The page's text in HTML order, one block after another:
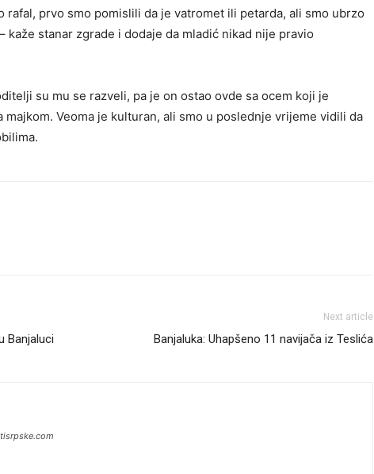
rafal, prvo smo pomislili da je vatromet ili petarda, ali smo ubrzo
kaže stanar zgrade i dodaje da mladić nikad nije pravio
su mu se razveli, pa je on ostao ovde sa ocem koji je
Veoma je kulturan, ali smo u poslednje vrijeme vidili da
Banjaluci
Next article
Banjaluka: Uhapšeno 11 navijača iz Teslića